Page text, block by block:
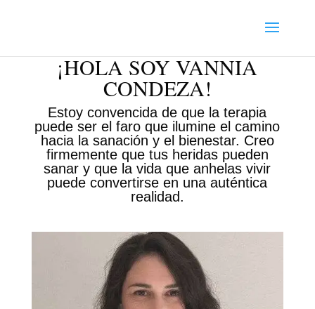
¡HOLA SOY VANNIA
CONDEZA!
Estoy convencida de que la terapia
puede ser el faro que ilumine el camino
hacia la sanación y el bienestar. Creo
firmemente que tus heridas pueden
sanar y que la vida que anhelas vivir
puede convertirse en una auténtica
realidad.